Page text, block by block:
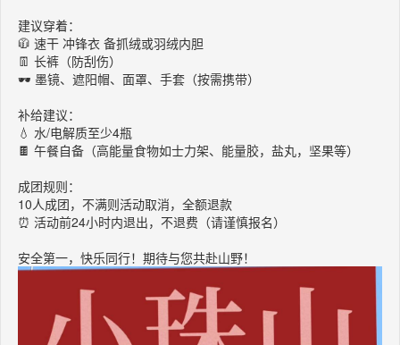
建议穿着：
🧥 速干 冲锋衣 备抓绒或羽绒内胆
👖 长裤（防刮伤）
🕶️ 墨镜、遮阳帽、面罩、手套（按需携带）
补给建议：
💧 水/电解质至少4瓶
🍫 午餐自备（高能量食物如士力架、能量胶，盐丸，坚果等）
成团规则：
10人成团，不满则活动取消，全额退款
⏰ 活动前24小时内退出，不退费（请谨慎报名）
安全第一，快乐同行！期待与您共赴山野！